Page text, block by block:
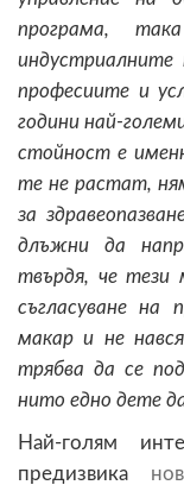
програма,
индустриалните
професиите и
години най-
стойност е
те не растат,
за
длъжни да
твърдя, че тези
съгласуване на
макар и не
трябва да се
нито едно дете
Най-голям
предизвика